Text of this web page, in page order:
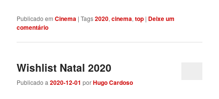
Publicado em Cinema |Tags2020,cinema,top | Deixe um
comentário
Wishlist Natal 2020
Publicado a2020-12-01 porHugo Cardoso